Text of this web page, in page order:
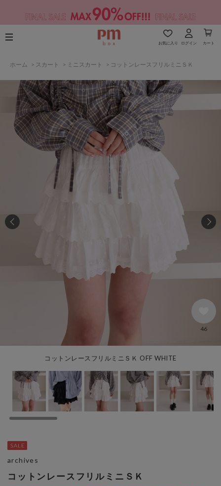
お気に入り ログイン カート
ホーム > スカート > ミニスカート > コットンレースフリルミニＳＫ
コットンレースフリルミニＳＫ OFF WHITE
46
コットンレースフリルミニＳＫ
archives